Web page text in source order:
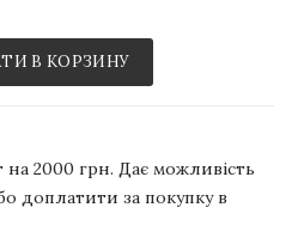
В КОРЗИНУ
2000 грн. Дає можливість
доплатити за покупку в